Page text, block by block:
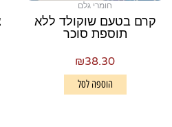
חומרי גלם
קרם בטעם שוקולד ללא
תוספת סוכר
₪38.30
הוספה לסל